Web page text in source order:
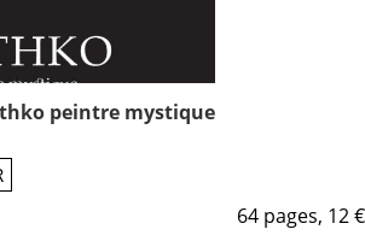
peintre mystique
64 pages, 12 €